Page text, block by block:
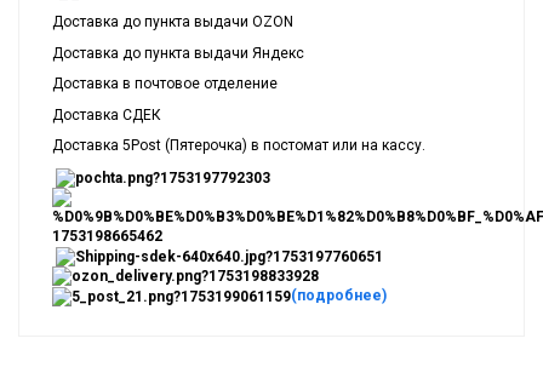
Доставка до пункта выдачи OZON
Доставка до пункта выдачи Яндекс
Доставка в почтовое отделение
Доставка СДЕК
Доставка 5Post (Пятерочка) в постомат или на кассу.
(подробнее)